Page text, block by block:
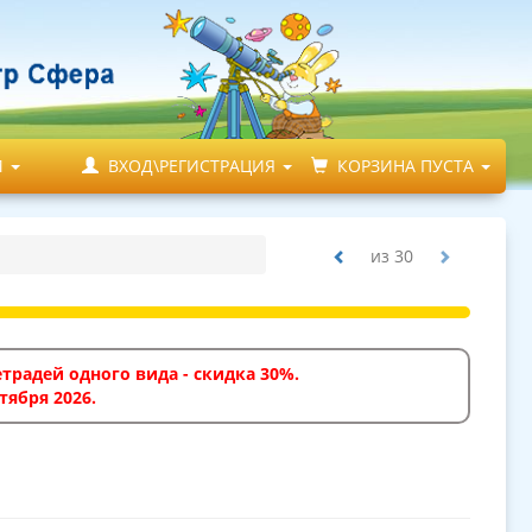
ВХОД\РЕГИСТРАЦИЯ КОРЗИНА ПУСТА
из 30
одного вида - скидка 30%.
2026.